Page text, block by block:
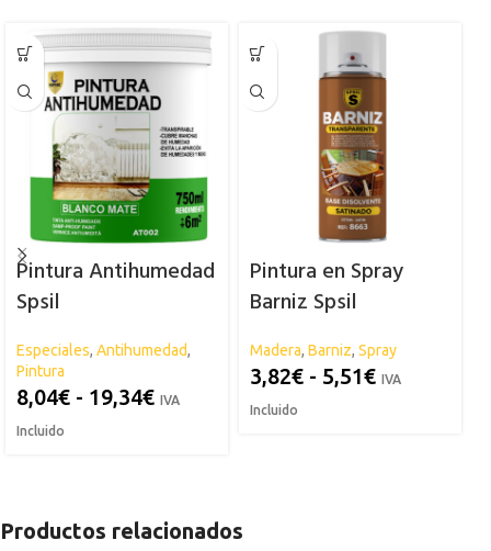
Pintura Antihumedad
Spsil
Especiales, Antihumedad,
Pintura
8,04€ - 19,34€ IVA
Incluido
Pintura en Spray
Barniz Spsil
Madera, Barniz, Spray
3,82€ - 5,51€ IVA
Incluido
Productos relacionados